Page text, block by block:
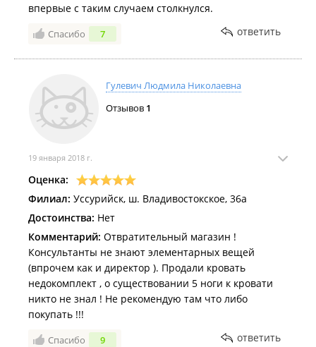
впервые с таким случаем столкнулся.
Спасибо 7 ответить
Гулевич Людмила Николаевна
Отзывов 1
19 января 2018 г.
Оценка:
Филиал: Уссурийск, ш. Владивостокское, 36а
Достоинства: Нет
Комментарий: Отвратительный магазин !
Консультанты не знают элементарных вещей
(впрочем как и директор ). Продали кровать
недокомплект , о существовании 5 ноги к кровати
никто не знал ! Не рекомендую там что либо
покупать !!!
Спасибо 9 ответить